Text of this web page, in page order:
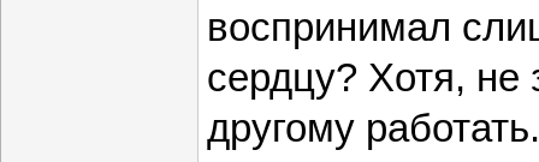
воспринимал
сердцу? Хотя,
другому работать.